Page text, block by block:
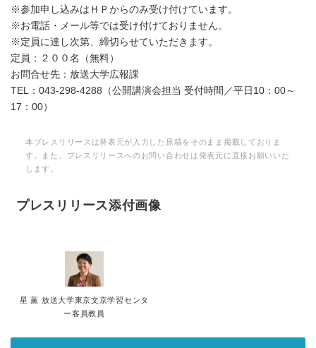
※参加申し込みはＨＰからのみ受け付けています。
※お電話・メール等では受け付けておりません。
※定員に達し次第、締切らせていただきます。
定員：２００名（無料）
お問合せ先：放送大学広報課
TEL：043-298-4288（公開講演会担当 受付時間／平日10：00～
17：00）
本プレスリリースは発表元が入力した原稿をそのまま掲載しておりま
す。また、プレスリリースへのお問い合わせは発表元に直接お願いいた
します。
プレスリリース添付画像
星 薫 放送大学東京文京学習センタ
ー客員教員